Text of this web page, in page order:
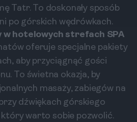
Tatr. To doskonały sposób
po górskich wędrówkach.
hotelowych strefach SPA
oferuje specjalne pakiety
aby przyciągnąć gości
To świetna okazja, by
masaży, zabiegów na
dźwiękach górskiego
warto sobie pozwolić.